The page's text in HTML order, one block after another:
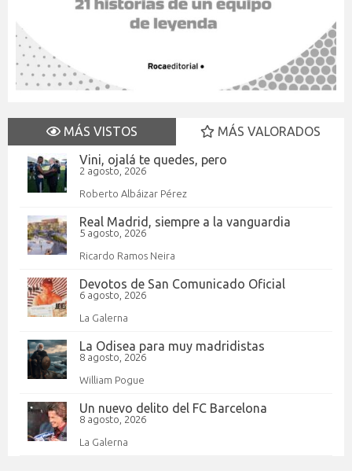
MÁS VISTOS
MÁS VALORADOS
Vini, ojalá te quedes, pero
2 agosto, 2026
Roberto Albáizar Pérez
Real Madrid, siempre a la vanguardia
5 agosto, 2026
Ricardo Ramos Neira
Devotos de San Comunicado Oficial
6 agosto, 2026
La Galerna
La Odisea para muy madridistas
8 agosto, 2026
William Pogue
Un nuevo delito del FC Barcelona
8 agosto, 2026
La Galerna